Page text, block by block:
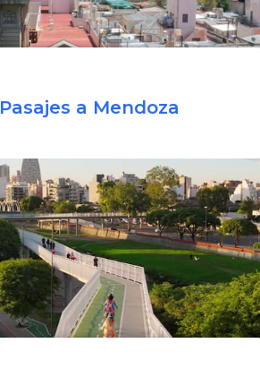
Pasajes a Mendoza
COMPRAR